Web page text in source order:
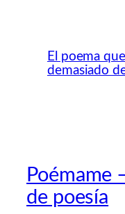
El poema
demasiado
Poémame
de poesía